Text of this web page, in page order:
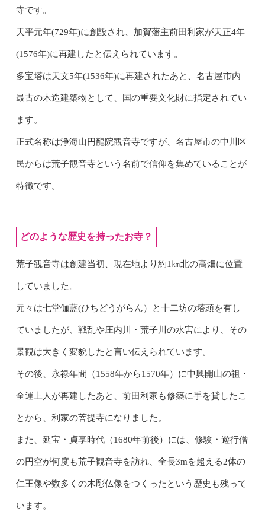
寺です。
天平元年(729年)に創設され、加賀藩主前田利家が天正4年
(1576年)に再建したと伝えられています。
多宝塔は天文5年(1536年)に再建されたあと、名古屋市内
最古の木造建築物として、国の重要文化財に指定されてい
ます。
正式名称は浄海山円龍院観音寺ですが、名古屋市の中川区
民からは荒子観音寺という名前で信仰を集めていることが
特徴です。
どのような歴史を持ったお寺？
荒子観音寺は創建当初、現在地より約1㎞北の高畑に位置
していました。
元々は七堂伽藍(ひちどうがらん）と十二坊の塔頭を有し
ていましたが、戦乱や庄内川・荒子川の水害により、その
景観は大きく変貌したと言い伝えられています。
その後、永禄年間（1558年から1570年）に中興開山の祖・
全運上人が再建したあと、前田利家も修築に手を貸したこ
とから、利家の菩提寺になりました。
また、延宝・貞享時代（1680年前後）には、修験・遊行僧
の円空が何度も荒子観音寺を訪れ、全長3mを超える2体の
仁王像や数多くの木彫仏像をつくったという歴史も残って
います。